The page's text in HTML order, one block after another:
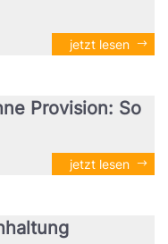
jetzt lesen
Provision: So
jetzt lesen